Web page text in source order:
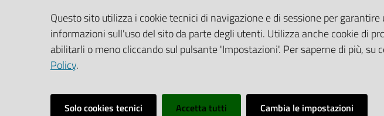
SOCIAL
LinkedinFacebookInstagram
Questo sito utilizza i cookie tecnici di navigazione e di sessione per
informazioni sull'uso del sito da parte degli utenti. Utilizza anche cookie di
abilitarli o meno cliccando sul pulsante 'Impostazioni'. Per saperne di più,
Policy.
Solo cookies tecnici Accetta tutti Cambia le impostazioni